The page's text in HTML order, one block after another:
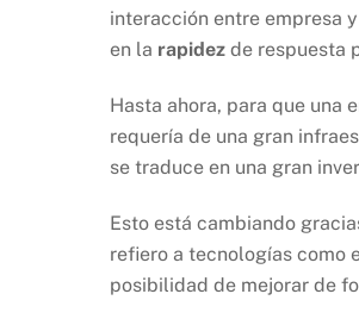
interacción entre empresa
en la rapidez de respuesta
Hasta ahora, para que una
requería de una gran
se traduce en una gran
Esto está cambiando
refiero a tecnologías como
posibilidad de mejorar de